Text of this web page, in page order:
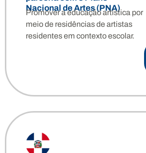
Nacional de Artes (PNA)
Promover a educação artística por
meio de residências de artistas
residentes em contexto escolar.